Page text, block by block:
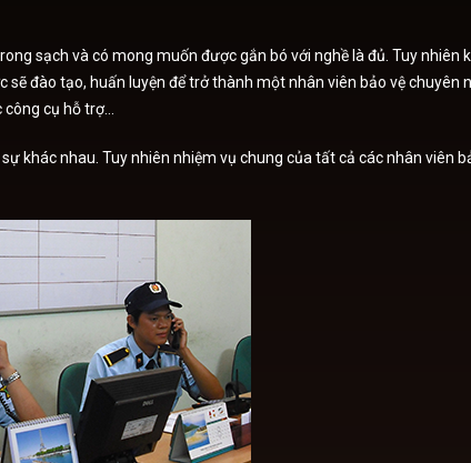
sạch và có mong muốn được gắn bó với nghề là đủ. Tuy nhiên
đào tạo, huấn luyện để trở thành một nhân viên bảo vệ chuyên
cụ hỗ trợ…
khác nhau. Tuy nhiên nhiệm vụ chung của tất cả các nhân viên